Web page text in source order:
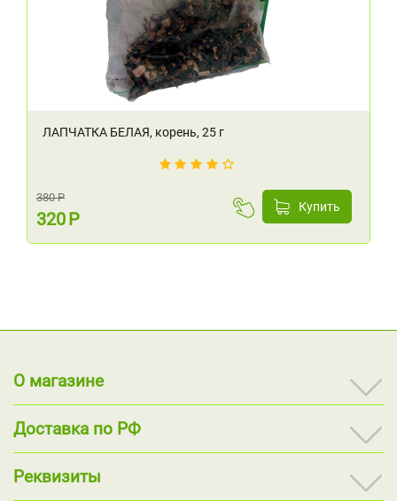
ЛАПЧАТКА БЕЛАЯ, корень, 25 г
380 Р
320 Р
Купить
О магазине
Доставка по РФ
Реквизиты